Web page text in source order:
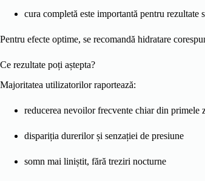
cura completă este importantă pentru rezultate
Pentru efecte optime, se recomandă hidratare
Ce rezultate poți aștepta?
Majoritatea utilizatorilor raportează:
reducerea nevoilor frecvente chiar din primele
dispariția durerilor și senzației de presiune
somn mai liniștit, fără treziri nocturne